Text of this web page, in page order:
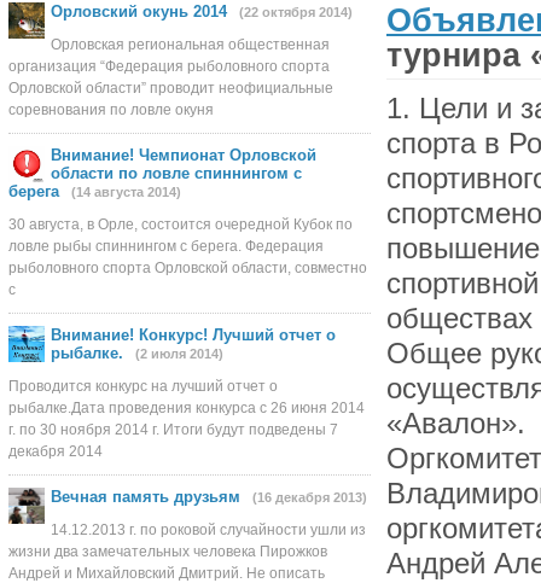
Орловский окунь 2014 (22 октября 2014)
Орловская региональная общественная
организация “Федерация рыболовного спорта
Орловской области” проводит неофициальные
соревнования по ловле окуня
Внимание! Чемпионат Орловской
области по ловле спиннингом с
берега
(14 августа 2014)
30 августа, в Орле, состоится очередной Кубок по
ловле рыбы спиннингом с берега. Федерация
рыболовного спорта Орловской области, совместно
с
Внимание! Конкурс! Лучший отчет о
рыбалке.
(2 июля 2014)
Проводится конкурс на лучший отчет о
рыбалке.Дата проведения конкурса с 26 июня 2014
г. по 30 ноября 2014 г. Итоги будут подведены 7
декабря 2014
Вечная память друзьям (16 декабря 2013)
14.12.2013 г. по роковой случайности ушли из
жизни два замечательных человека Пирожков
Андрей и Михайловский Дмитрий. Не описать
турнира
1. Цели и задачи – популяризация и развитие рыболовного спорта в России, пропаганда современных принципов спортивного рыболовства; – выявление сильнейших спортсменов по спортивной ловле на спиннинг с берега; – повышение мастерства спортсменов, обмен опытом спортивной и тренерской работы в рыболовно-спортивных обществах и клубах России. 2. Организаторы соревнований Общее руководство по организации соревнований осуществляет Пензенский рыболовно-охотничий клуб «Авалон». Подготовку соревнований осуществляет Оргкомитет в составе: – Иванчиков Александр Владимирович — председатель оргкомитета; – члены оргкомитета: Подложенов Вадим Владимирович, Масляев Андрей Александрович. По вопросам, связанным с организацией и проведением соревнований, обращаться по телефонам: +79273750629 3. Место и время проведения соревнований Соревнования проводятся с 27 сентября по 30 сентября 2013 года. Место проведения — акватория рыболовно-охотничьей базы «Авалон», Астраханская область, адрес, Харабалинский район, с. Речное. 4. Требования к участникам и условия их допуска К участию в соревнованиях допускаются приглашенные команды от региональных партнеров рыболовно-охотничьего клуба «Авалон» (проживание, питание на базе бесплатное), а также все желающие, достигшие 18-летнего возраста, независимо от пола и спортивного разряда. Так же допускаются участники от 16 до 18 лет с присутствием родителей или с их письменного разрешения, участники до 16 лет допускаются только с присутствием родителей (проживание, питание на базе платное, согласно прейскуранта). Возраст участников определяется на 01 января 2013 г. Участники должны сформировать команду из трех человек: три спортсмена, один из них капитан. Команды, прибывшие в неполном составе, к соревнованиям не допускаются. Участники соревнований обязаны знать и